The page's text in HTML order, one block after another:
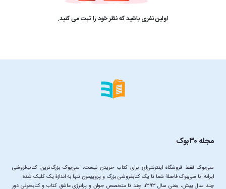
اولین نفری باشید که نظر خود را ثبت می کنید.
مجله ۳۰بوک
سی‌بوک فقط فروشگاه اینترنتی‌ای برای کتاب خریدن نیست، سی‌بوک بزرگ‌ترین کتاب‌فروشی
چند سال پیش، یعنی سال ۱۳۹۳، چند تا متخصص جوان و پرانرژیِ عاشقِ کتاب و کتابخونی دور